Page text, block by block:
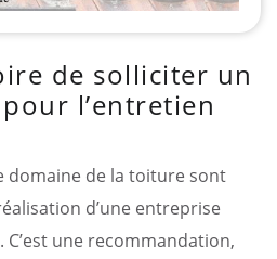
de solliciter un
l’entretien
domaine de la toiture sont
d’une entreprise
une recommandation,